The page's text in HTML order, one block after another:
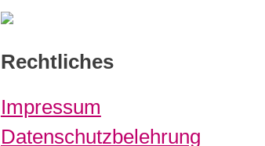
Rechtliches
Impressum
Datenschutzbelehrung